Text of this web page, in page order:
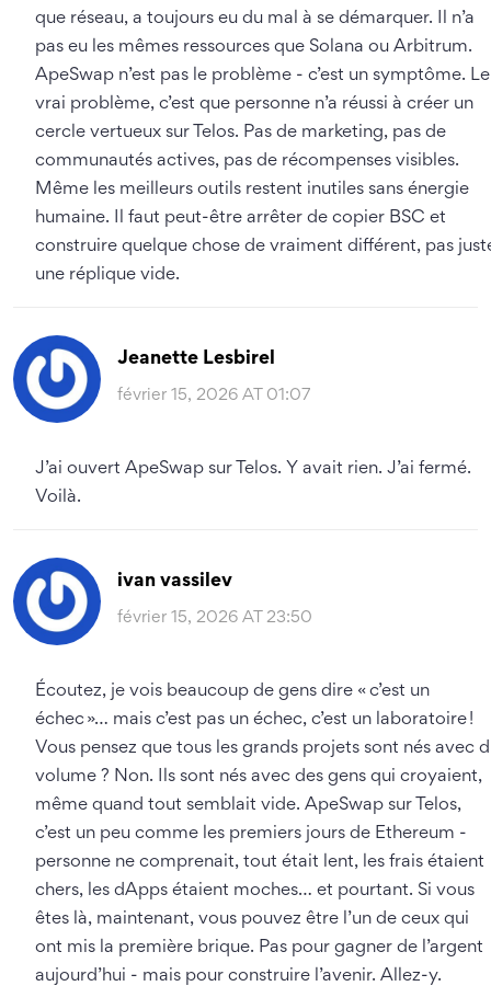
que réseau, a toujours eu du mal à se démarquer. Il n’a
pas eu les mêmes ressources que Solana ou Arbitrum.
ApeSwap n’est pas le problème - c’est un symptôme. Le
vrai problème, c’est que personne n’a réussi à créer un
cercle vertueux sur Telos. Pas de marketing, pas de
communautés actives, pas de récompenses visibles.
Même les meilleurs outils restent inutiles sans énergie
humaine. Il faut peut-être arrêter de copier BSC et
construire quelque chose de vraiment différent, pas
une réplique vide.
Jeanette Lesbirel
février 15, 2026 AT 01:07
J’ai ouvert ApeSwap sur Telos. Y avait rien. J’ai fermé.
Voilà.
ivan vassilev
février 15, 2026 AT 23:50
Écoutez, je vois beaucoup de gens dire « c’est un
échec »… mais c’est pas un échec, c’est un laboratoire !
Vous pensez que tous les grands projets sont nés avec
volume ? Non. Ils sont nés avec des gens qui croyaient,
même quand tout semblait vide. ApeSwap sur Telos,
c’est un peu comme les premiers jours de Ethereum -
personne ne comprenait, tout était lent, les frais étaient
chers, les dApps étaient moches… et pourtant. Si vous
êtes là, maintenant, vous pouvez être l’un de ceux qui
ont mis la première brique. Pas pour gagner de l’argent
aujourd’hui - mais pour construire l’avenir. Allez-y.